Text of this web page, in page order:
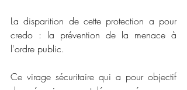
La disparition de cette protection a pour
credo : la prévention de la menace à
l'ordre public.
Ce virage sécuritaire qui a pour objectif